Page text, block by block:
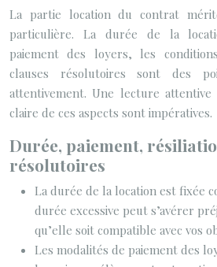
La partie location du contrat
particulière. La durée de la
paiement des loyers, les
clauses résolutoires sont des
attentivement. Une lecture
claire de ces aspects sont impératives.
Durée, paiement,
résolutoires
La durée de la location est fixée
durée excessive peut s’avérer
qu’elle soit compatible avec vos
Les modalités de paiement des